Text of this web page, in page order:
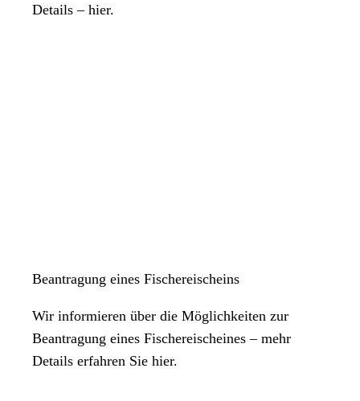
Details – hier.
Beantragung eines Fischereischeins
Wir informieren über die Möglichkeiten zur
Beantragung eines Fischereischeines – mehr
Details erfahren Sie hier.